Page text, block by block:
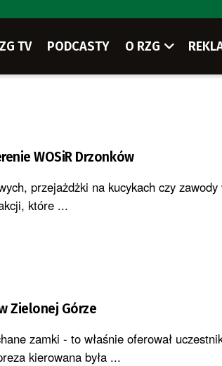
TV PODCASTY O RZG
WOSiR Drzonków
przejażdżki na kucykach czy
które ...
Zielonej Górze
zamki - to właśnie oferował
kierowana była ...